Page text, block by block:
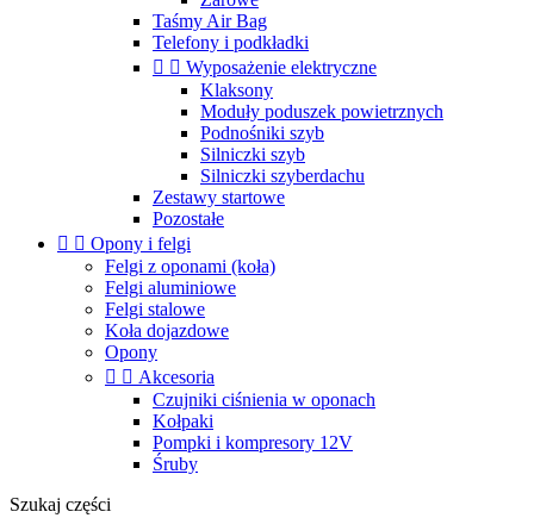
Taśmy Air Bag
Telefony i podkładki
  Wyposażenie elektryczne
Klaksony
Moduły poduszek powietrznych
Podnośniki szyb
Silniczki szyb
Silniczki szyberdachu
Zestawy startowe
Pozostałe
  Opony i felgi
Felgi z oponami (koła)
Felgi aluminiowe
Felgi stalowe
Koła dojazdowe
Opony
  Akcesoria
Czujniki ciśnienia w oponach
Kołpaki
Pompki i kompresory 12V
Śruby
Szukaj części